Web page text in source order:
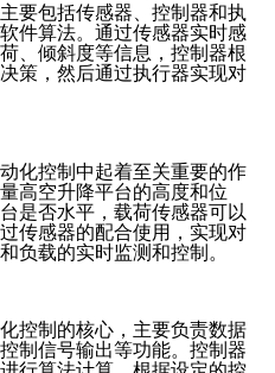
要包括传感器、控制器和执
件算法。通过传感器实时感
、倾斜度等信息，控制器根
策，然后通过执行器实现对
化控制中起着至关重要的作
高空升降平台的高度和位
是否水平，载荷传感器可以
传感器的配合使用，实现对
负载的实时监测和控制。
控制的核心，主要负责数据
制信号输出等功能。控制器